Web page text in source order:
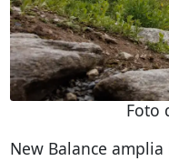
Foto
New Balance